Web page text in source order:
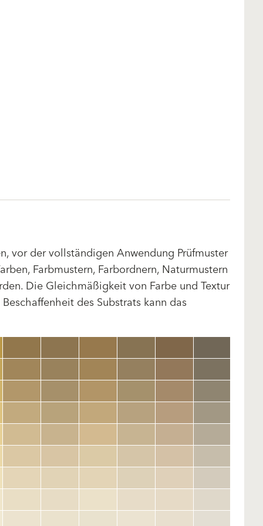
vor der vollständigen Anwendung Prüfmuster
Farbmustern, Farbordnern, Naturmustern
Die Gleichmäßigkeit von Farbe und Textur
des Substrats kann das
clear